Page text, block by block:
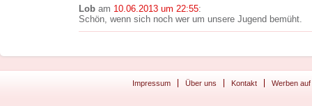
Lob am 10.06.2013 um 22:55:
Schön, wenn sich noch wer um unsere Jugend bemüht.
Impressum Über uns Kontakt Werben